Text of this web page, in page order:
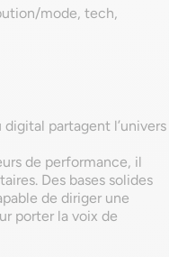
mode, tech,
partagent l’univers
de performance, il
Des bases solides
de diriger une
porter la voix de